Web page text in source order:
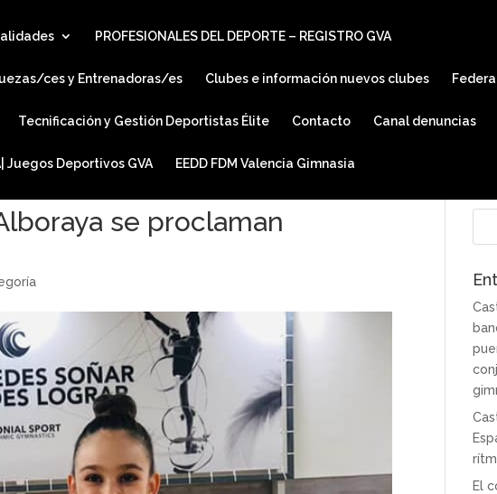
PROFESIONALES DEL DEPORTE – REGISTRO GVA
ces y Entrenadoras/es Clubes e información nuevos clubes
Tecnificación y Gestión Deportistas Élite Contacto Canal denuncias
Juegos Deportivos GVA EEDD FDM Valencia Gimnasia
se proclaman
El